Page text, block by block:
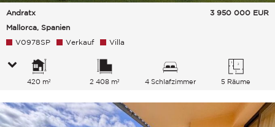
Andratx
Mallorca, Spanien
3 950 000 EUR
V0978SP Verkauf Villa
420 m² 2 408 m² 4 Schlafzimmer 5 Räume